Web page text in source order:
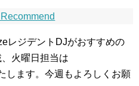
レジデントDJがおすすめの
火曜日担当は
します。今週もよろしくお願